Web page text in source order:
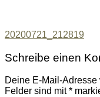
20200721_212819
Schreibe einen
Deine E-Mail-
Felder sind mit*